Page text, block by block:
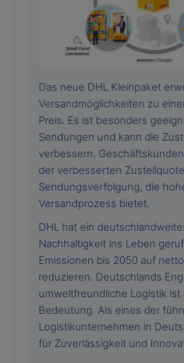
Das neue DHL Kleinpaket
Versandmöglichkeiten zu
Preis. Es ist besonders
Sendungen und kann die
verbessern.
der verbesserten
Sendungsverfolgung, die
Versandprozess bietet.
DHL hat ein
Nachhaltigkeit ins Leben
Emissionen bis 2050 auf
reduzieren. Deutschlands
umweltfreundliche Logistik
Bedeutung. Als eines der
Logistikunternehmen in
für Zuverlässigkeit und